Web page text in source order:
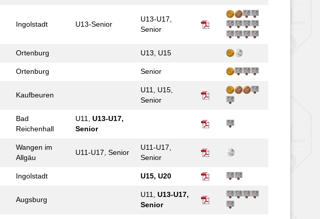
Ingolstadt U13-Senior
U13-U17,
Senior
Ortenburg U13, U15
Ortenburg Senior
Kaufbeuren
U11, U15,
Senior
Bad
Reichenhall
U11,U13-U17,
Senior
Wangen im
Allgäu
U11-U17, Senior
U11-U17,
Senior
Ingolstadt U15, U20
Augsburg
U11,U13-U17,
Senior